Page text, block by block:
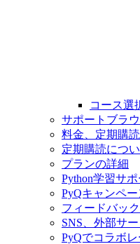
コース選
サポートブラ
料金、定期購
定期購読につ
プランの詳細
Python学習サ
PyQキャンペ
フィードバッ
SNS、外部サ
PyQでコラボ